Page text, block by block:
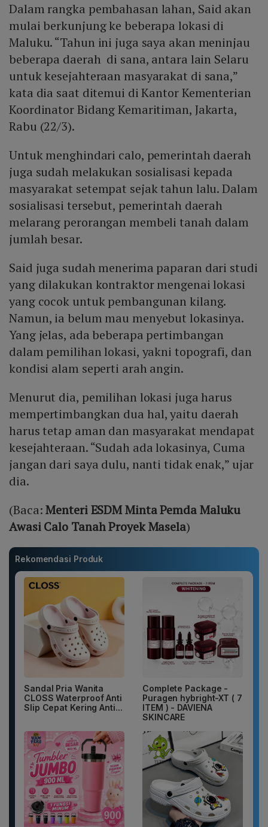
Dalam rangka pembahasan lahan, Said akan
mulai berkunjung ke beberapa lokasi di
Maluku. “Tahun ini juga saya akan meninjau
beberapa daerah di sana, antara lain Selaru
untuk kesejahteraan masyarakat di sana,”
kata dia saat ditemui di Kantor Kementerian
Koordinator Bidang Kemaritiman, Jakarta,
Rabu (22/3).
Untuk menghindari calo, pemerintah daerah
juga sudah melakukan sosialisasi kepada
masyarakat setempat sejak tahun lalu. Dalam
sosialisasi tersebut, pemerintah daerah
melarang perorangan membeli tanah dalam
jumlah besar.
Said juga sudah menerima paparan dari studi
yang dilakukan kontraktor mengenai lokasi
yang cocok untuk pembangunan kilang.
Namun, ia belum mau menyebut lokasinya.
Yang jelas, ada beberapa pertimbangan
dalam pemilihan lokasi, yakni topografi, dan
kondisi alam seperti arah angin.
Menurut dia, pemilihan lokasi juga harus
mempertimbangkan dua hal, yaitu daerah
harus tetap aman dan masyarakat mendapat
kesejahteraan. “Sudah ada lokasinya, Cuma
jangan dari saya dulu, nanti tidak enak,” ujar
dia.
(Baca:Menteri ESDM Minta Pemda Maluku
Awasi Calo Tanah Proyek Masela)
Rekomendasi Produk
Sandal Pria Wanita
CLOSS Waterproof Anti
Slip Cepat Kering Anti...
Complete Package -
Puragen hybright-XT ( 7
ITEM ) - DAVIENA
SKINCARE